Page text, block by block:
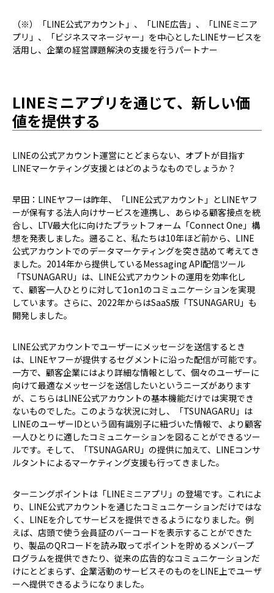
（※）「LINE公式アカウント」、「LINE広告」、「LINEミニア
プリ」、「ビジネスマネージャー」を中心としたLINEサービスを
活用し、企業の経営課題解決の支援を行うパートナー
LINEミニアプリを通じて、新しい価
値を提供する
――LINEの公式アカウント運営にとどまらない、オプトが目指す
LINEマーケティング支援とはどのようなものでしょうか？
早田：LINEヤフーは昨年、「LINE公式アカウント」とLINEヤフ
ーが保有する法人向けサービスを連携し、あらゆる顧客接点を統
合し、LTV最大化に向けたプラットフォーム「Connect One」構
想を発表しました。遡ること、私たちは10年ほど前から、LINE
公式アカウントでのデータマーケティングを突き詰めて考えてき
ました。2014年から提供しているMessaging API配信ツール
「TSUNAGARU」は、LINE公式アカウントの運用を効率化し
て、顧客一人ひとりに対して1on1のコミュニケーションを実現
しています。さらに、2022年からはSaaS版「TSUNAGARU」も
開発しました。
LINE公式アカウントでユーザーにメッセージを送信するとき
は、LINEヤフーが提供するセグメントに沿った配信が可能です。
一方で、顧客企業にはより詳細な情報として、個々のユーザーに
向けて最適なメッセージを送信したいというニーズがあります
が、こちらはLINE公式アカウントの基本機能だけでは実現でき
ないものでした。このような状況に対し、「TSUNAGARU」は
LINEのユーザーIDという固有識別子に紐づいた情報で、より顧客
一人ひとりに適したコミュニケーションを図ることができるツー
ルです。そして、「TSUNAGARU」の提供に加えて、LINEコンサ
ルタントによるマーケティング支援も行ってきました。
ターニングポイントは「LINEミニアプリ」の登場です。これによ
り、LINE公式アカウントを通じたコミュニケーションだけではな
く、LINEを介してサービスを提供できるようになりました。例
えば、店頭で使う会員証のバーコードを表示することができた
り、製品のQRコードを読み取ってポイントを貯めるメンバープ
ログラムを提供できたり、従来の広告的なコミュニケーションだ
けにとどまらず、企業活動のサービスそのものをLINE上でユーザ
ーへ提供できるようになりました。